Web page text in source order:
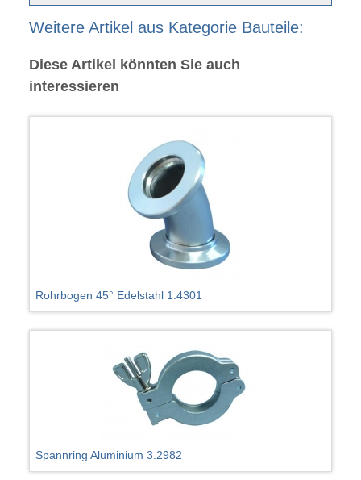
Weitere Artikel aus Kategorie Bauteile:
Diese Artikel könnten Sie auch
interessieren
Rohrbogen 45° Edelstahl 1.4301
Spannring Aluminium 3.2982